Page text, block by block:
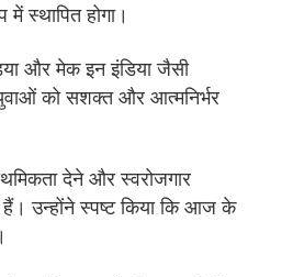
स्थापित होगा।
और मेक इन इंडिया जैसी
को सशक्त और आत्मनिर्भर
देने और स्वरोजगार
उन्होंने स्पष्ट किया कि आज के